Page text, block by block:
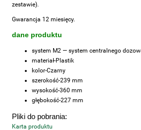
zestawie).
Gwarancja 12 miesięcy.
dane produktu
system M2 — system centralnego
materiał-Plastik
kolor-Czarny
szerokość-239 mm
wysokość-360 mm
głębokość-227 mm
Pliki do pobrania:
Karta produktu